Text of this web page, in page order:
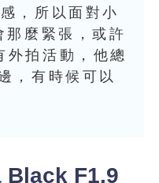
，所以面對小
麼緊張，或許
外拍活動，他總
，有時候可以
Black F1.9